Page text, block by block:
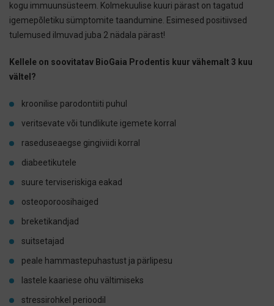
kogu immuunsüsteem. Kolmekuulise kuuri pärast on tagatud
igemepõletiku sümptomite taandumine. Esimesed positiivsed
tulemused ilmuvad juba 2 nädala pärast!
Kellele on soovitatav BioGaia Prodentis kuur vähemalt 3 kuu
vältel?
kroonilise parodontiiti puhul
veritsevate või tundlikute igemete korral
raseduseaegse gingiviidi korral
diabeetikutele
suure terviseriskiga eakad
osteoporoosihaiged
breketikandjad
suitsetajad
peale hammastepuhastust ja pärlipesu
lastele kaariese ohu vältimiseks
stressirohkel perioodil